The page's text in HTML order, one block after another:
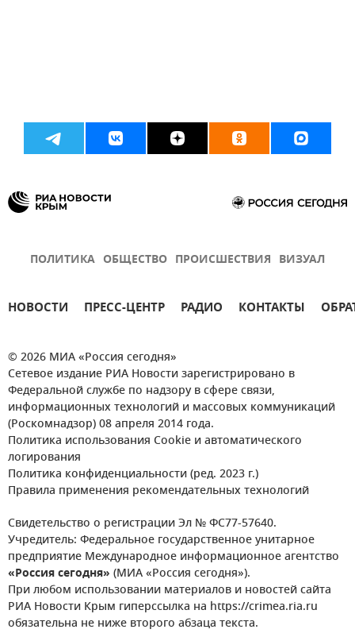
ПОЛИТИКА ОБЩЕСТВО ПРОИСШЕСТВИЯ ВИЗУАЛ
НОВОСТИ ПРЕСС-ЦЕНТР РАДИО КОНТАКТЫ
© 2026 МИА «Россия сегодня»
Сетевое издание РИА Новости зарегистрировано в
Федеральной службе по надзору в сфере связи,
информационных технологий и массовых коммуникаций
(Роскомнадзор) 08 апреля 2014 года.
Политика использования Cookie и автоматического
логирования
Политика конфиденциальности (ред. 2023 г.)
Правила применения рекомендательных технологий
Свидетельство о регистрации Эл № ФС77-57640.
Учредитель: Федеральное государственное унитарное
предприятие Международное информационное агентство
«Россия сегодня» (МИА «Россия сегодня»).
При любом использовании материалов и новостей сайта
РИА Новости Крым гиперссылка на https://crimea.ria.ru
обязательна не ниже второго абзаца текста.